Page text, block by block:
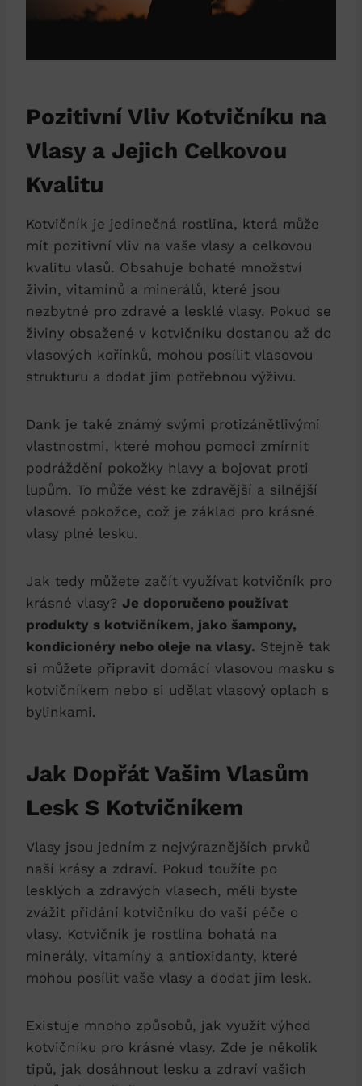
Pozitivní Vliv Kotvičníku na
Vlasy a Jejich Celkovou
Kvalitu
Kotvičník je jedinečná rostlina, která může
mít pozitivní vliv na vaše vlasy a celkovou
kvalitu vlasů. Obsahuje bohaté množství
živin, vitamínů a minerálů, které jsou
nezbytné pro zdravé a lesklé vlasy. Pokud se
živiny obsažené v kotvičníku dostanou až do
vlasových kořínků, mohou posílit vlasovou
strukturu a dodat jim potřebnou výživu.
Dank je také známý svými protizánětlivými
vlastnostmi, které mohou pomoci zmírnit
podráždění pokožky hlavy a bojovat proti
lupům. To může vést ke zdravější a silnější
vlasové pokožce, což je základ pro krásné
vlasy plné lesku.
Jak tedy můžete začít využívat kotvičník pro
krásné vlasy? Je doporučeno používat
produkty s kotvičníkem, jako šampony,
kondicionéry nebo oleje na vlasy. Stejně tak
si můžete připravit domácí vlasovou masku s
kotvičníkem nebo si udělat vlasový oplach s
bylinkami.
Jak Dopřát Vašim Vlasům
Lesk S Kotvičníkem
Vlasy jsou jedním z nejvýraznějších prvků
naší krásy a zdraví. Pokud toužíte po
lesklých a zdravých vlasech, měli byste
zvážit přidání kotvičníku do vaší péče o
vlasy. Kotvičník je rostlina bohatá na
minerály, vitamíny a antioxidanty, které
mohou posílit vaše vlasy a dodat jim lesk.
Existuje mnoho způsobů, jak využít výhod
kotvičníku pro krásné vlasy. Zde je několik
tipů, jak dosáhnout lesku a zdraví vašich